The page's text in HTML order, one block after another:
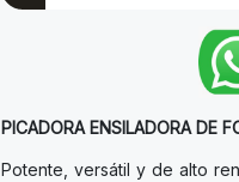
PICADORA ENSILADORA DE
Potente, versátil y de alto